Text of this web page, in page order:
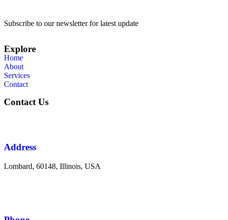
Subscribe to our newsletter for latest update
Explore
Home
About
Services
Contact
Contact Us
Address
Lombard, 60148, Illinois, USA